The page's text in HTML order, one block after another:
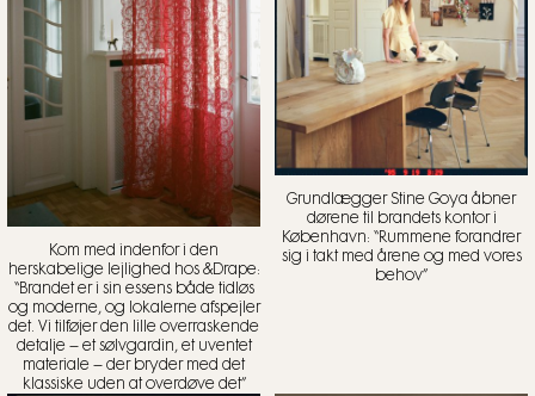
Kom med indenfor i den
herskabelige lejlighed hos &Drape:
“Brandet er i sin essens både tidløs
og moderne, og lokalerne afspejler
det. Vi tilføjer den lille overraskende
detalje – et sølvgardin, et uventet
materiale – der bryder med det
klassiske uden at overdøve det”
Grundlægger Stine Goya åbner
dørene til brandets kontor i
København: “Rummene forandrer
sig i takt med årene og med vores
behov”